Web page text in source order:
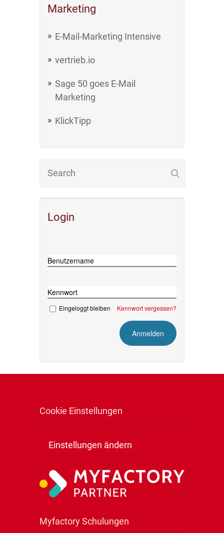
Marketing
E-Mail-Marketing Intensive
vertrieb.io
Sage 50 goes E-Mail
Marketing
KlickTipp
Login
Benutzername
Kennwort
Eingeloggt bleiben Kennwort vergessen?
Cookie Einstellungen
Einstellungen ändern
Myfactory Schulungen